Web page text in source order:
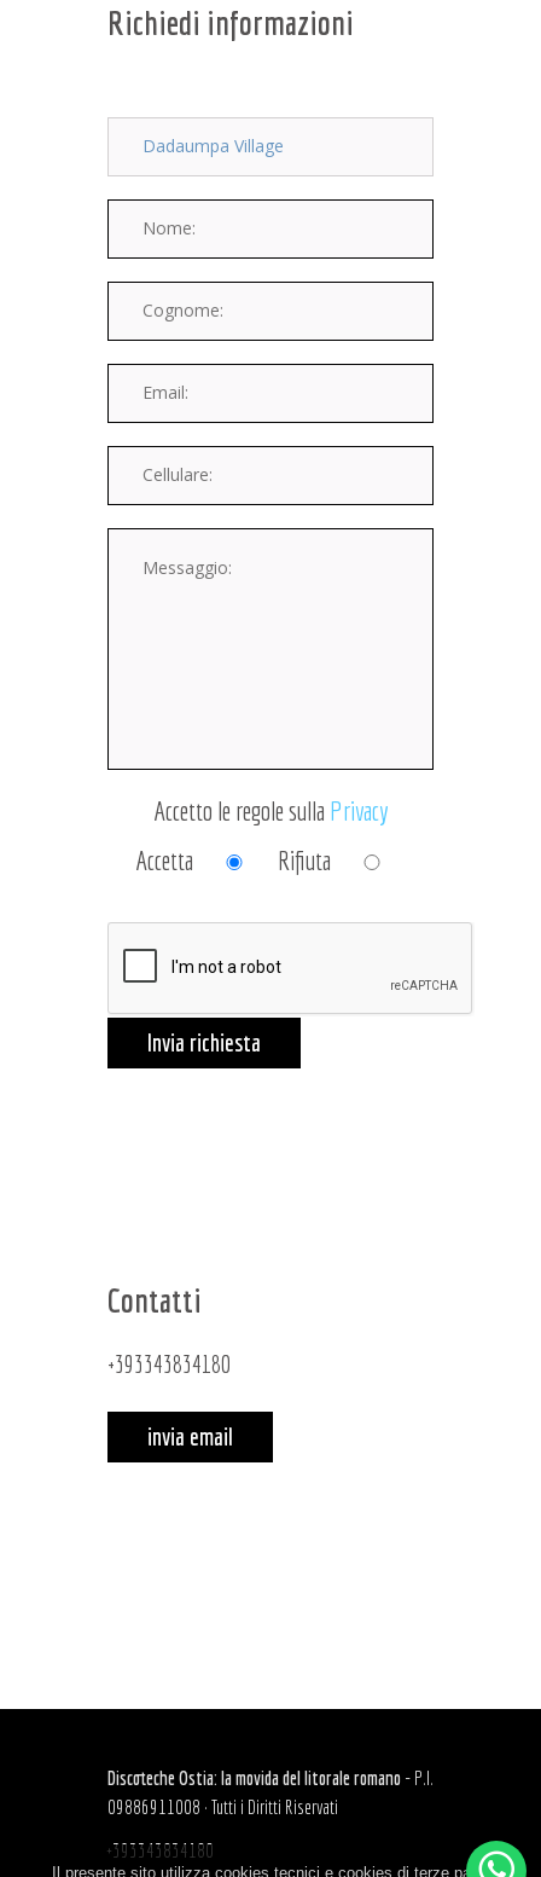
Richiedi informazioni
Accetto le regole sulla Privacy
Accetta
Rifiuta
Invia richiesta
Contatti
+393343834180
invia email
Discoteche Ostia: la movida del litorale romano - P.I.
09886911008 · Tutti i Diritti Riservati
+393343834180
Il presente sito utilizza cookies tecnici e cookies di terze parti.